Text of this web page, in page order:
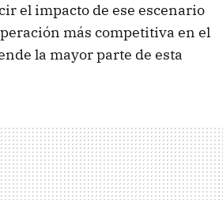
el impacto de ese escenario
más competitiva en el
la mayor parte de esta